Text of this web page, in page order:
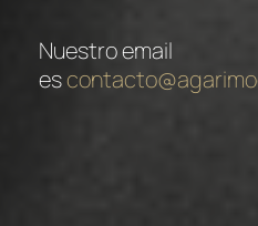
Nuestro email
es